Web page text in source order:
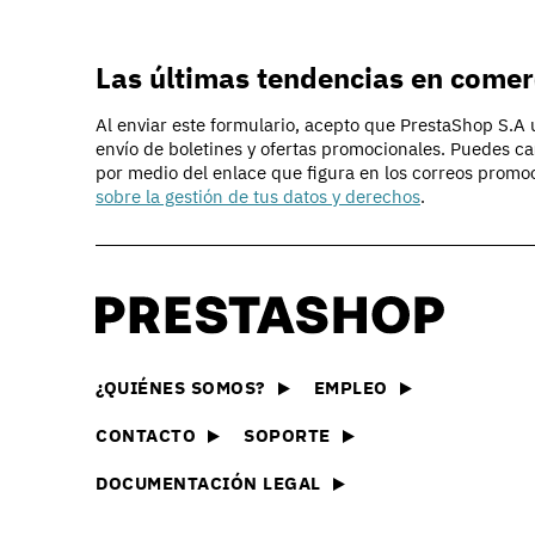
La tecnología que hay
e-commerce
Nuestra oferta
Compara y elige la oferta
adecuada para tu negocio
Crear una tienda online
Descubre todas las formas
Las últimas tendencias en
Al enviar este formulario, acepto que PrestaShop
envío de boletines y ofertas promocionales. Puedes
por medio del enlace que figura en los correos
sobre la gestión de tus datos y derechos.
¿QUIÉNES SOMOS? EMPLEO
CONTACTO SOPORTE
DOCUMENTACIÓN LEGAL